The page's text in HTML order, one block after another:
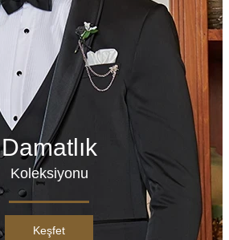
Damatlık
Koleksiyonu
Keşfet